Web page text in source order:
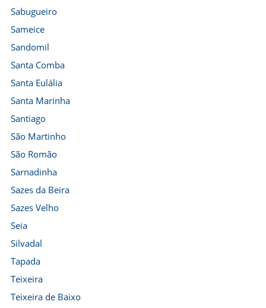
Sabugueiro
Sameice
Sandomil
Santa Comba
Santa Eulália
Santa Marinha
Santiago
São Martinho
São Romão
Sarnadinha
Sazes da Beira
Sazes Velho
Seia
Silvadal
Tapada
Teixeira
Teixeira de Baixo